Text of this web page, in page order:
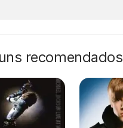
recomendados